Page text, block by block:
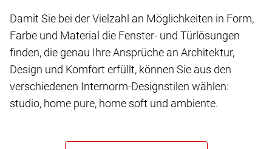
Damit Sie bei der Vielzahl an Möglichkeiten in Form,
Farbe und Material die Fenster- und Türlösungen
finden, die genau Ihre Ansprüche an Architektur,
Design und Komfort erfüllt, können Sie aus den
verschiedenen Internorm-Designstilen wählen:
studio, home pure, home soft und ambiente.